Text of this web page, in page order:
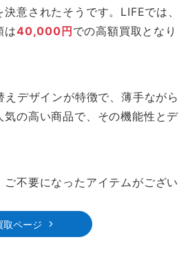
意されたそうです。LIFEでは、
は40,000円 での高額買取となり
デザインが特徴で、薄手ながら
の高い商品で、その機能性とデ
不要になったアイテムがござい
取ページ